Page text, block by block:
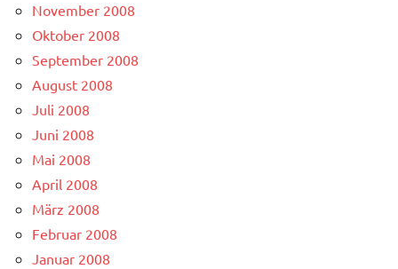
November 2008
Oktober 2008
September 2008
August 2008
Juli 2008
Juni 2008
Mai 2008
April 2008
März 2008
Februar 2008
Januar 2008